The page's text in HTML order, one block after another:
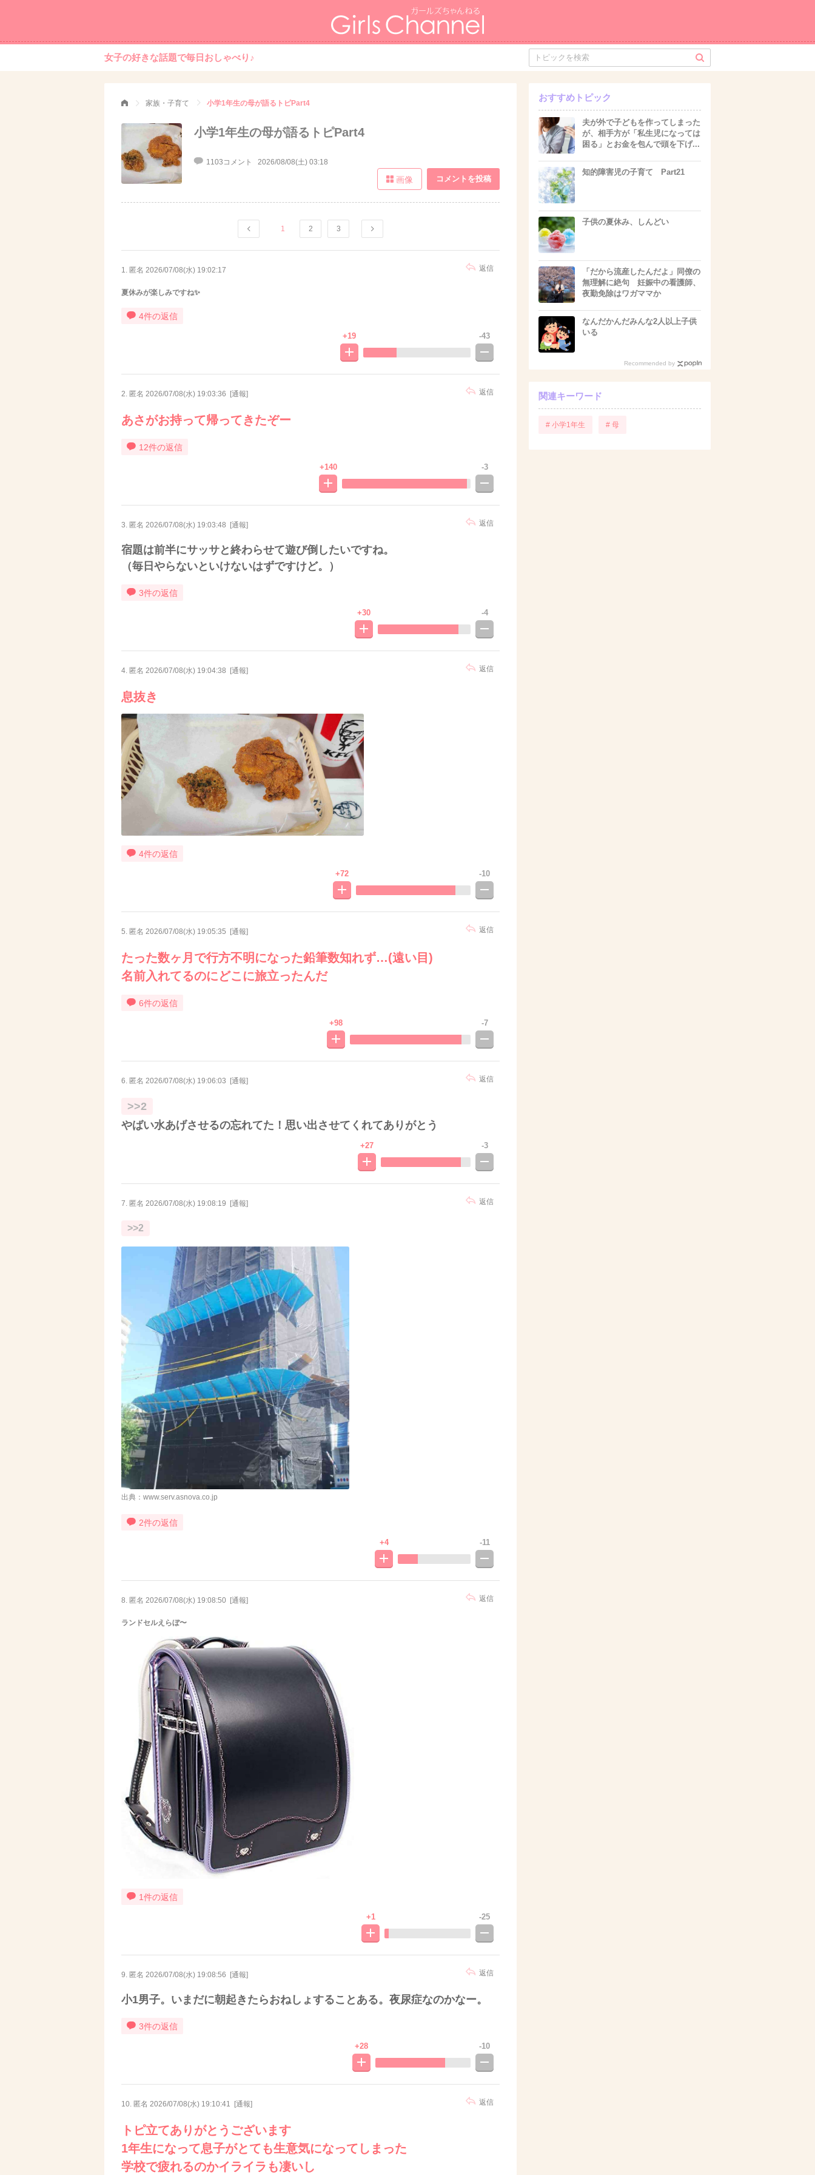
女子の好きな話題で毎日おしゃべり♪
家族・子育て 小学1年生の母が語るトピPart4
小学1年生の母が語るトピPart4
1103コメント 2026/08/08(土) 03:18
コメントを投稿
画像
1 2 3
1. 匿名 2026/07/08(水) 19:02:17
夏休みが楽しみですね✨
返信
4件の返信
+19 -43
2. 匿名 2026/07/08(水) 19:03:36 [通報]
あさがお持って帰ってきたぞー
返信
12件の返信
+140 -3
3. 匿名 2026/07/08(水) 19:03:48 [通報]
宿題は前半にサッサと終わらせて遊び倒したいですね。
（毎日やらないといけないはずですけど。）
返信
3件の返信
+30 -4
4. 匿名 2026/07/08(水) 19:04:38 [通報]
息抜き
返信
4件の返信
+72 -10
5. 匿名 2026/07/08(水) 19:05:35 [通報]
たった数ヶ月で行方不明になった鉛筆数知れず…(遠い目)
名前入れてるのにどこに旅立ったんだ
返信
6件の返信
+98 -7
6. 匿名 2026/07/08(水) 19:06:03 [通報]
>>2
やばい水あげさせるの忘れてた！思い出させてくれてありがとう
返信
+27 -3
7. 匿名 2026/07/08(水) 19:08:19 [通報]
>>2
出典：www.serv.asnova.co.jp
返信
2件の返信
+4 -11
8. 匿名 2026/07/08(水) 19:08:50 [通報]
ランドセルえらぼ〜
返信
1件の返信
+1 -25
9. 匿名 2026/07/08(水) 19:08:56 [通報]
小1男子。いまだに朝起きたらおねしょすることある。夜尿症なのかなー。
返信
3件の返信
+28 -10
10. 匿名 2026/07/08(水) 19:10:41 [通報]
トピ立てありがとうございます
1年生になって息子がとても生意気になってしまった
学校で疲れるのかイライラも凄いし
返信
おすすめトピック
夫が外で子どもを作ってしまった
が、相手方が「私生児になっては
困る」とお金を包んで頭を下げ...
知的障害児の子育て Part21
子供の夏休み、しんどい
「だから流産したんだよ」同僚の
無理解に絶句 妊娠中の看護師、
夜勤免除はワガママか
なんだかんだみんな2人以上子供
いる
Recommended by
関連キーワード
# 小学1年生 # 母